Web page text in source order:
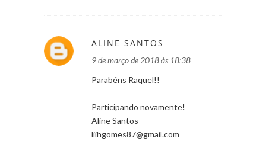
ALINE SANTOS
9 de março de 2018 às 18:38
Parabéns Raquel!!
Participando novamente!
Aline Santos
liihgomes87@gmail.com